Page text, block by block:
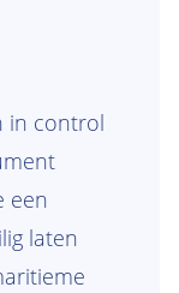
bijdragen
in control
een
laten